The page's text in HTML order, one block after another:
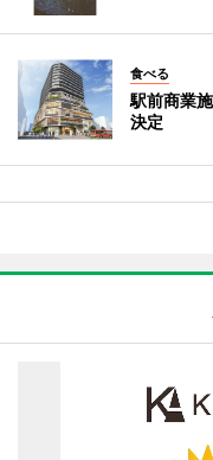
食べる
駅前商業
決定